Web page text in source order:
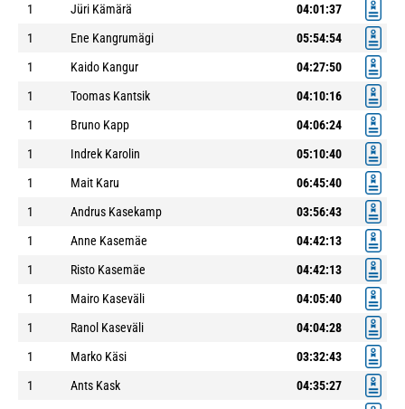
1
Jüri Kämärä
04:01:37
1
Ene Kangrumägi
05:54:54
1
Kaido Kangur
04:27:50
1
Toomas Kantsik
04:10:16
1
Bruno Kapp
04:06:24
1
Indrek Karolin
05:10:40
1
Mait Karu
06:45:40
1
Andrus Kasekamp
03:56:43
1
Anne Kasemäe
04:42:13
1
Risto Kasemäe
04:42:13
1
Mairo Kaseväli
04:05:40
1
Ranol Kaseväli
04:04:28
1
Marko Käsi
03:32:43
1
Ants Kask
04:35:27